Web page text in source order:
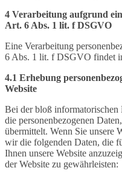
4 Verarbeitung aufgrund
Art. 6 Abs. 1 lit. f DSGVO
Eine Verarbeitung
6 Abs. 1 lit. f DSGVO findet
4.1 Erhebung
Website
Bei der bloß
die personenbezogenen
übermittelt. Wenn Sie unsere
wir die folgenden Daten, die
Ihnen unsere Website
der Website zu gewährleisten: